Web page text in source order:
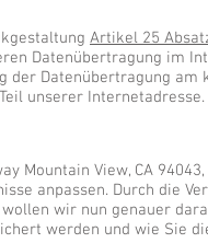
Artikel 25
Datenübertragung im
der Datenübertragung am
unserer Internetadresse.
Mountain View, CA 94043,
anpassen. Durch die
wir nun genauer
werden und wie Sie